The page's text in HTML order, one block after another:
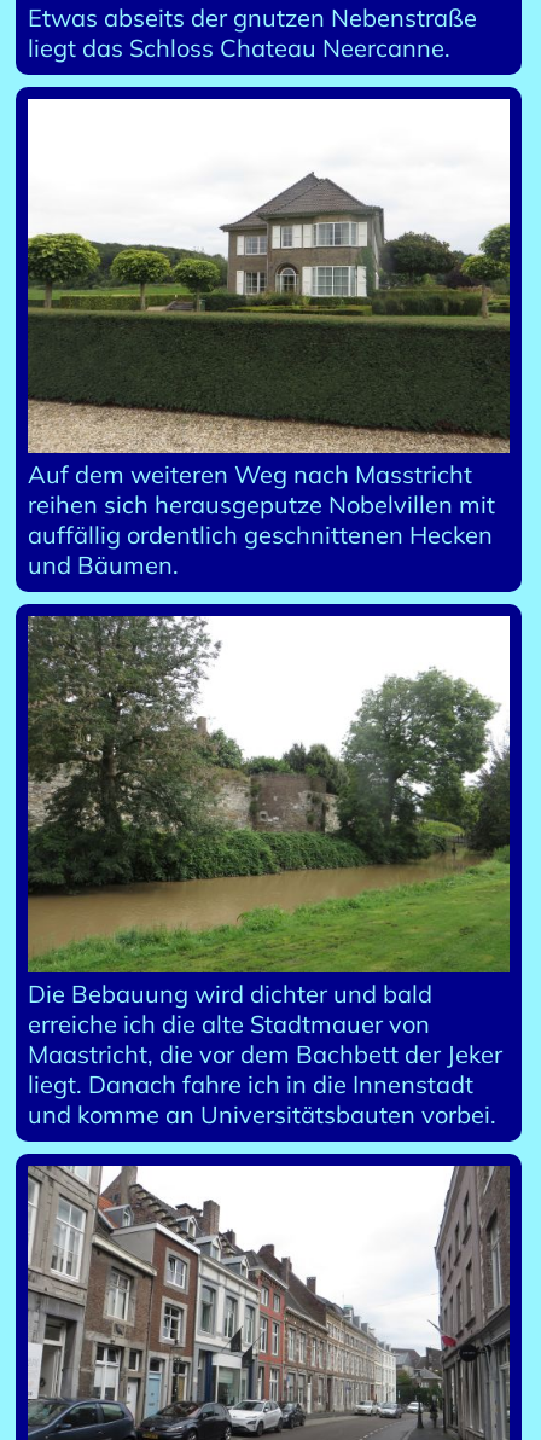
Etwas abseits der gnutzen Nebenstraße
liegt das Schloss Chateau Neercanne.
Auf dem weiteren Weg nach Masstricht
reihen sich herausgeputze Nobelvillen mit
auffällig ordentlich geschnittenen Hecken
und Bäumen.
Die Bebauung wird dichter und bald
erreiche ich die alte Stadtmauer von
Maastricht, die vor dem Bachbett der Jeker
liegt. Danach fahre ich in die Innenstadt
und komme an Universitätsbauten vorbei.